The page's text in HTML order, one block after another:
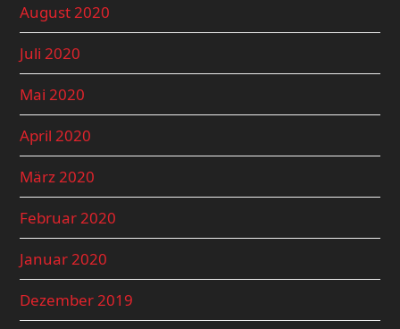
August 2020
Juli 2020
Mai 2020
April 2020
März 2020
Februar 2020
Januar 2020
Dezember 2019